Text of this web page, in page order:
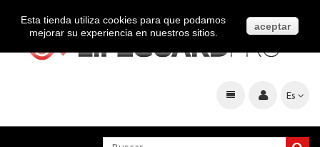
Esta tienda utiliza cookies para que podamos
mejorar su experiencia en nuestros sitios.
aceptar
Es